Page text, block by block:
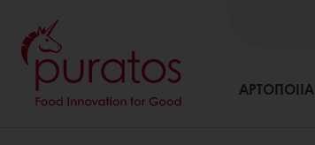
ΑΡΤΟΠΟΙΙΑ